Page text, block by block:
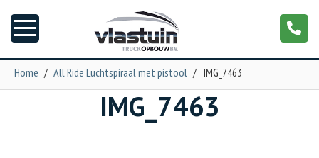
Home / All Ride Luchtspiraal met pistool / IMG_7463
IMG_7463